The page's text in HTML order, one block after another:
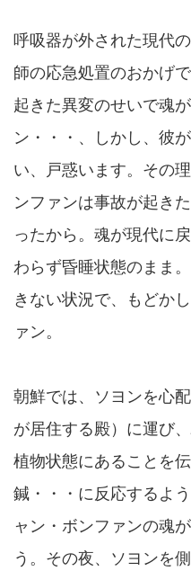
呼吸器が外された現代
師の応急処置のおかげ
起きた異変のせいで魂
ン・・・、しかし、彼
い、戸惑います。その
ンファンは事故が起き
ったから。魂が現代に
わらず昏睡状態のまま
きない状況で、もどか
ァン。
朝鮮では、ソヨンを心
が居住する殿）に運び
植物状態にあることを
鍼・・・に反応するよ
ャン・ボンファンの魂
う。その夜、ソヨンを